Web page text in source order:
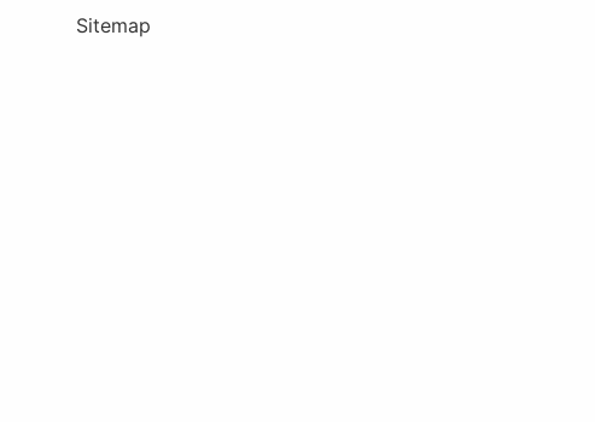
Sitemap